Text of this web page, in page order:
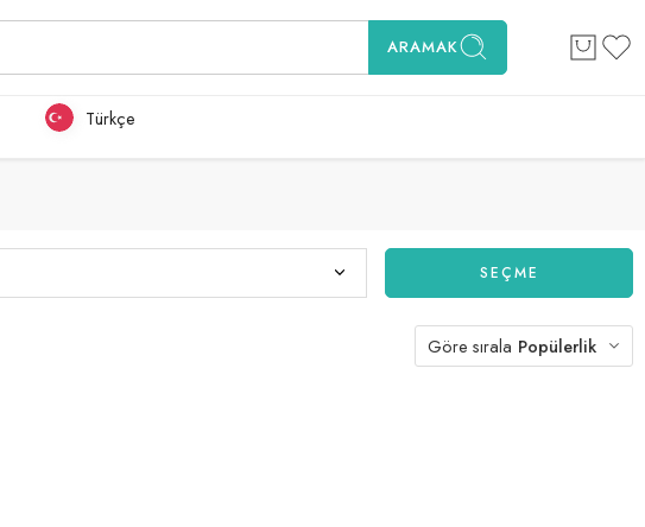
ARAMAK
Türkçe
SEÇME
Göre sırala Popülerlik